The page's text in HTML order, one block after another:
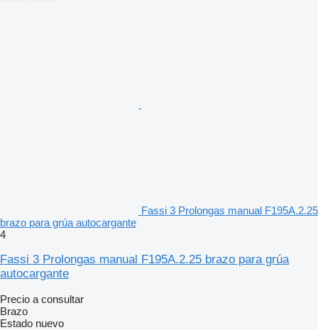
Fassi 3 Prolongas manual F195A.2.25
brazo para grúa autocargante
4
Fassi 3 Prolongas manual F195A.2.25 brazo para grúa
autocargante
Precio a consultar
Brazo
Estado nuevo